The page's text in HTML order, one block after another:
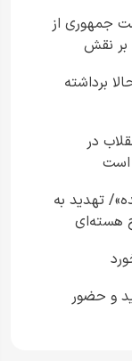
جمهوری از
بر نقش
عمومی
برداشته
در
است​
تهدید به
هسته‌ای
و حضور